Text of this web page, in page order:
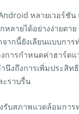
หลายเวอร์ชั
ลายได้อย่างง่ายดา
จากนี้ยังเลียนแบบก
การกำหนดค่าฮาร์ด
งถึงการเพิ่มประสิท
ะราบรื่น
รับสภาพแวดล้อมกา